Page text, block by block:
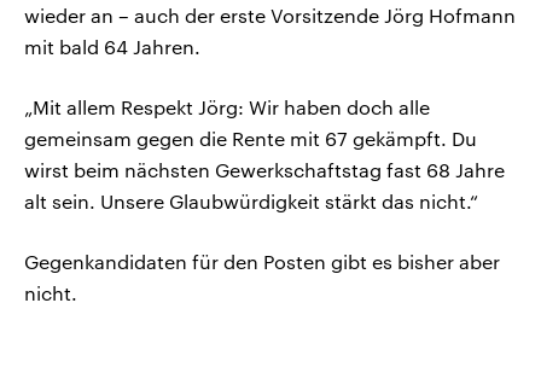
wieder an – auch der erste Vorsitzende Jörg Hofmann
mit bald 64 Jahren.
„Mit allem Respekt Jörg: Wir haben doch alle
gemeinsam gegen die Rente mit 67 gekämpft. Du
wirst beim nächsten Gewerkschaftstag fast 68 Jahre
alt sein. Unsere Glaubwürdigkeit stärkt das nicht.“
Gegenkandidaten für den Posten gibt es bisher aber
nicht.